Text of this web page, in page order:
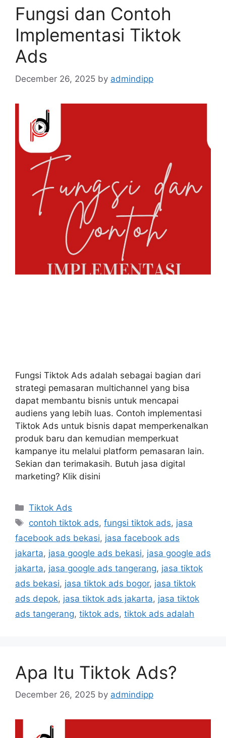
Fungsi dan Contoh
Implementasi Tiktok
Ads
December 26, 2025 by admindipp
Fungsi Tiktok Ads adalah sebagai bagian dari
strategi pemasaran multichannel yang bisa
dapat membantu bisnis untuk mencapai
audiens yang lebih luas. Contoh implementasi
Tiktok Ads untuk bisnis dapat memperkenalkan
produk baru dan kemudian memperkuat
kampanye itu melalui platform pemasaran lain.
Sekian dan terimakasih. Butuh jasa digital
marketing? Klik disini
Tiktok Ads
contoh tiktok ads,fungsi tiktok ads, jasa
facebook ads bekasi, jasa facebook ads
jakarta, jasa google ads bekasi, jasa google ads
jakarta, jasa google ads tangerang, jasa tiktok
ads bekasi, jasa tiktok ads bogor, jasa tiktok
ads depok, jasa tiktok ads jakarta, jasa tiktok
ads tangerang, tiktok ads, tiktok ads adalah
Apa Itu Tiktok Ads?
December 26, 2025 by admindipp